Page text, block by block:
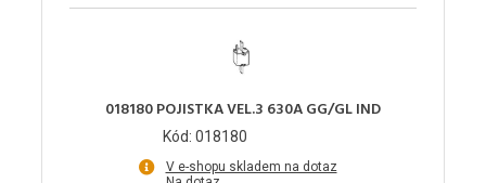
018180 POJISTKA VEL.3 630A GG/GL IND
Kód: 018180
V e-shopu skladem na dotaz